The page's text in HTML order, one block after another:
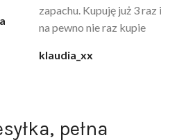
zapachu. Kupuję już 3 raz i
na pewno nie raz kupie
klaudia_xx
pełna